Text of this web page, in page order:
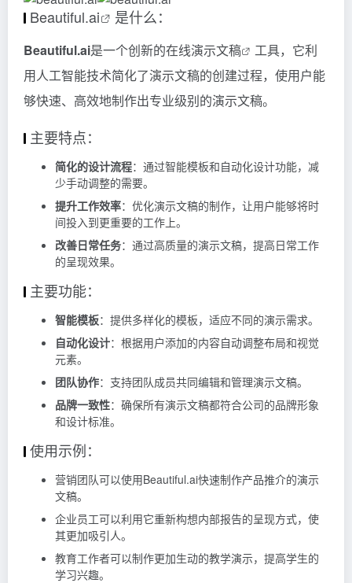
Beautiful.ai 是什么：
Beautiful.ai是一个创新的在线演示文稿
工具，它利
用人工智能技术简化了演示文稿的创建过程，使用户能
够快速、高效地制作出专业级别的演示文稿。
主要特点：
简化的设计流程：通过智能模板和自动化设计功能，减
少手动调整的需要。
提升工作效率：优化演示文稿的制作，让用户能够将时
间投入到更重要的工作上。
改善日常任务：通过高质量的演示文稿，提高日常工作
的呈现效果。
主要功能：
智能模板：提供多样化的模板，适应不同的演示需求。
自动化设计：根据用户添加的内容自动调整布局和视觉
元素。
团队协作：支持团队成员共同编辑和管理演示文稿。
品牌一致性：确保所有演示文稿都符合公司的品牌形象
和设计标准。
使用示例：
营销团队可以使用Beautiful.ai快速制作产品推介的演示
文稿。
企业员工可以利用它重新构想内部报告的呈现方式，使
其更加吸引人。
教育工作者可以制作更加生动的教学演示，提高学生的
学习兴趣。